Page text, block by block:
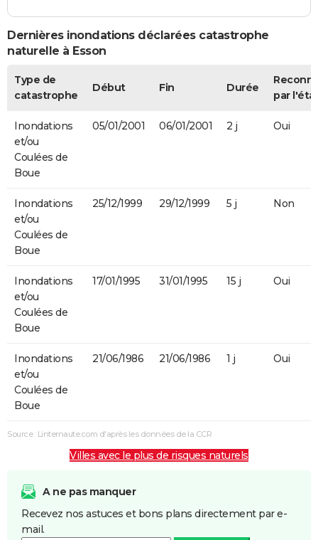
Dernières inondations déclarées catastrophe
naturelle à Esson
Type de
catastrophe
Début Fin Durée
par
Inondations
et/ou
Coulées de
Boue
05/01/2001 06/01/2001 2 j Oui
Inondations
et/ou
Coulées de
Boue
25/12/1999 29/12/1999 5 j Non
Inondations
et/ou
Coulées de
Boue
17/01/1995 31/01/1995 15 j Oui
Inondations
et/ou
Coulées de
Boue
21/06/1986 21/06/1986 1 j Oui
Source : Linternaute.com d'après les données de la CCR
Villes avec le plus de risques naturels
A ne pas manquer
Recevez nos astuces et bons plans directement par e-
mail.